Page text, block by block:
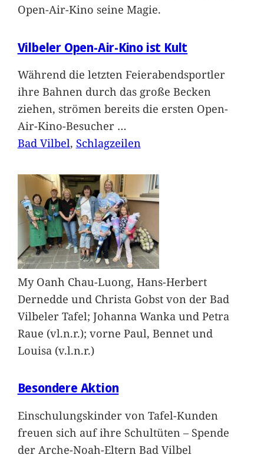
Open-Air-Kino seine Magie.
Vilbeler Open-Air-Kino ist Kult
Während die letzten Feierabendsportler
ihre Bahnen durch das große Becken
ziehen, strömen bereits die ersten Open-
Air-Kino-Besucher …
Bad Vilbel, Schlagzeilen
My Oanh Chau-Luong, Hans-Herbert
Dernedde und Christa Gobst von der Bad
Vilbeler Tafel; Johanna Wanka und Petra
Raue (vl.n.r.); vorne Paul, Bennet und
Louisa (v.l.n.r.)
Besondere Aktion
Einschulungskinder von Tafel-Kunden
freuen sich auf ihre Schultüten – Spende
der Arche-Noah-Eltern Bad Vilbel